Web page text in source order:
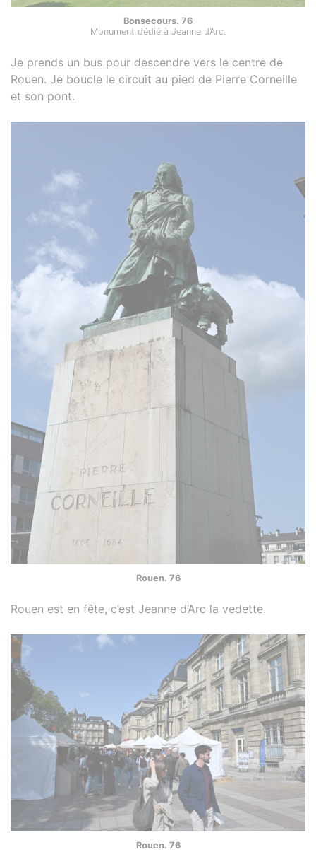
Bonsecours. 76
Monument dédié à Jeanne d’Arc.
Je prends un bus pour descendre vers le centre de
Rouen. Je boucle le circuit au pied de Pierre Corneille
et son pont.
Rouen. 76
Rouen est en fête, c’est Jeanne d’Arc la vedette.
Rouen. 76